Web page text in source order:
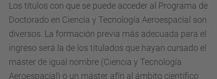
Los títulos con que se puede acceder al Programa de
Doctorado en Ciencia y Tecnología Aeroespacial son
diversos. La formación previa más adecuada para el
ingreso será la de los titulados que hayan cursado el
máster de igual nombre (Ciencia y Tecnología
Aeroespacial) o un máster afín al ámbito científico